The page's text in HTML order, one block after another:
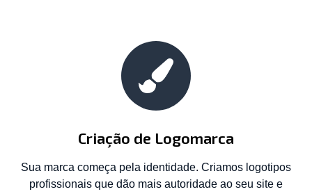
Criação de Logomarca
Sua marca começa pela identidade. Criamos logotipos
profissionais que dão mais autoridade ao seu site e